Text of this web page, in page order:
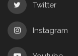
Twitter
Instagram